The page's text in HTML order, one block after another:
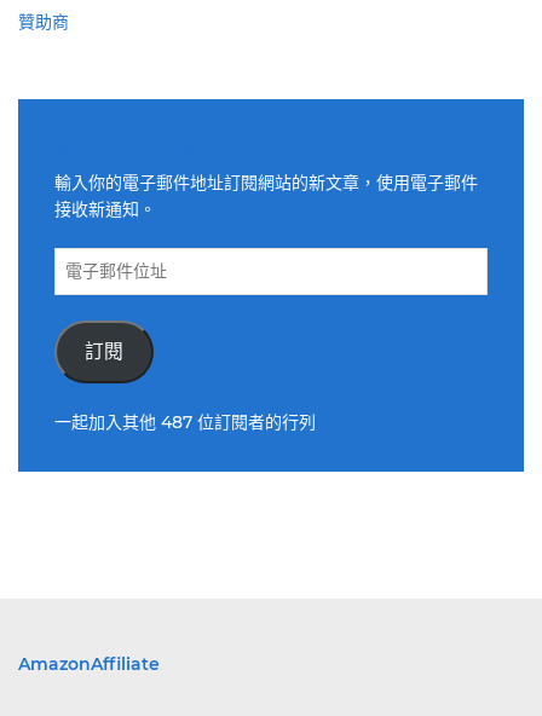
贊助商
輸入你的電子郵件地址訂閱網站的新文章，使用電子郵件
接收新通知。
電
件
位
訂閱
一起加入其他 487 位訂閱者的行列
AmazonAffiliate